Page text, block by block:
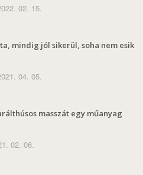
02. 15.
mindig jól sikerül, soha nem esik
04. 05.
masszát egy műanyag
02. 06.